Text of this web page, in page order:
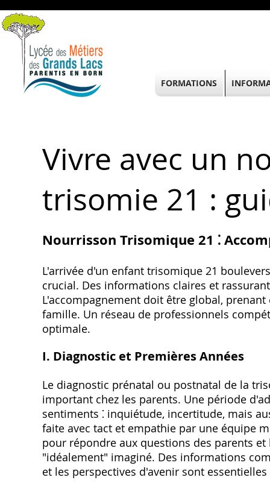
Vivre avec un
trisomie 21 :
Nourrisson Trisomique 21 ⁚
L'arrivée d'un enfant trisomique 21
crucial. Des informations claires et
L'accompagnement doit être global‚
famille. Un réseau de professionnels
optimale.
I. Diagnostic et Premières Années
Le diagnostic prénatal ou postnatal de la
important chez les parents. Une période
sentiments ⁚ inquiétude‚ incertitude‚ mais
faite avec tact et empathie par une équipe
pour répondre aux questions des parents
"idéalement" imaginé. Des informations
et les perspectives d'avenir sont
FORMATIONS